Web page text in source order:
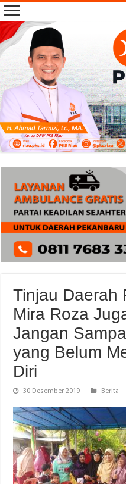
Tinjau Daerah
Mira Roza
Jangan
yang Belum
Diri
30 Desember 2019 Berita